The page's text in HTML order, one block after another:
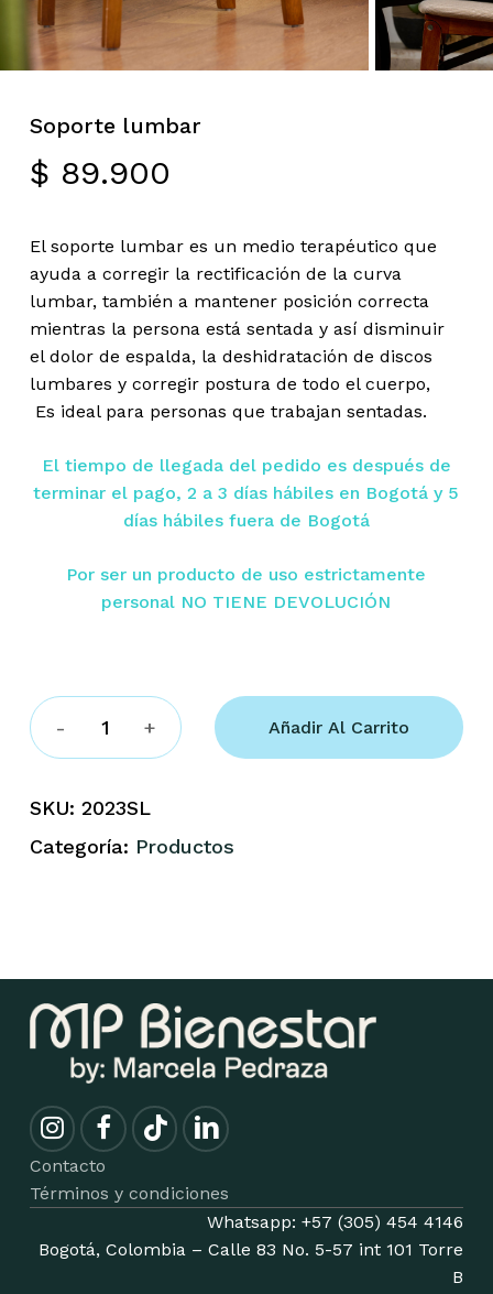
Soporte lumbar
$ 89.900
El soporte lumbar es un medio terapéutico que
ayuda a corregir la rectificación de la curva
lumbar, también a mantener posición correcta
mientras la persona está sentada y así disminuir
el dolor de espalda, la deshidratación de discos
lumbares y corregir postura de todo el cuerpo,
Es ideal para personas que trabajan sentadas.
El tiempo de llegada del pedido es después de
terminar el pago, 2 a 3 días hábiles en Bogotá y 5
días hábiles fuera de Bogotá
Por ser un producto de uso estrictamente
personal NO TIENE DEVOLUCIÓN
Añadir Al Carrito
SKU: 2023SL
Categoría: Productos
Contacto
Términos y condiciones
Whatsapp: +57 (305) 454 4146
Bogotá, Colombia – Calle 83 No. 5-57 int 101 Torre
B